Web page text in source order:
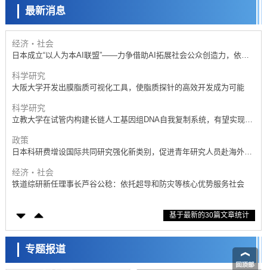
最新消息
科学研究
开发出300亿年仅误差1秒的光晶格钟，构建网络将其打造为下一代社会
基础设施
经济・社会
日本成立“以人为本AI联盟”——力争借助AI拓展社会公众创造力，依托
科学研究
大阪大学开发出膜脂质可视化工具，使脂质探针的高效开发成为可能
科学研究
立教大学在试管内构建长链人工基因组DNA自我复制系统，有望实现携
政策
日本科研费增设国际共同研究强化新类别，促进青年研究人员赴海外开
经济・社会
铁道综研新任理事长芦谷公稔：依托超导和防灾等核心优势服务社会
东京大学通过叶绿体基因组编辑技术强化碳固定酶，成功提高光合作用
科学研究
藤田医科大学等成功鉴定出非结核分枝杆菌生存的必需基因，首次揭示
该基因的必要性因菌株而异
基于最新的30篇文章统计
专题报道